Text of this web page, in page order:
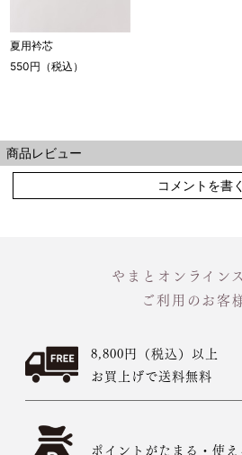
夏用衿芯
550円（税込）
商品レビュー
コメントを書く
やまとオンライン
ご利用のお客
8,800円（税込）以上
お買上げで送料無料
ポイントがたまる・使え